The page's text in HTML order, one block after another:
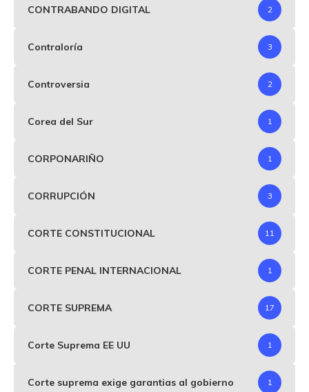
CONTRABANDO DIGITAL 2
Contraloría 3
Controversia 2
Corea del Sur 1
CORPONARIÑO 1
CORRUPCIÓN 3
CORTE CONSTITUCIONAL 11
CORTE PENAL INTERNACIONAL 1
CORTE SUPREMA 17
Corte Suprema EE UU 1
Corte suprema exige garantias al gobierno 1